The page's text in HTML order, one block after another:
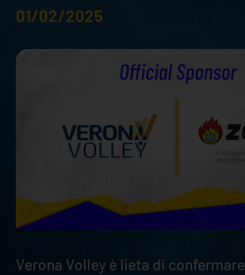
01/02/2025
Verona Volley è lieta di confermare